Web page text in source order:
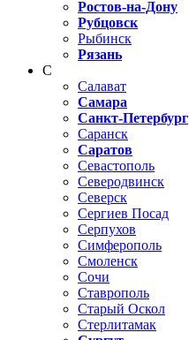
Ростов-на-Дону
Рубцовск
Рыбинск
Рязань
С
Салават
Самара
Санкт-Петербург
Саранск
Саратов
Севастополь
Северодвинск
Северск
Сергиев Посад
Серпухов
Симферополь
Смоленск
Сочи
Ставрополь
Старый Оскол
Стерлитамак